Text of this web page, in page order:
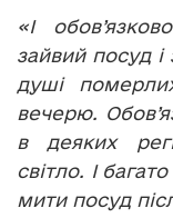
«І
зайвий посуд
душі
вечерю.
в деяких
світло. І
мити посуд